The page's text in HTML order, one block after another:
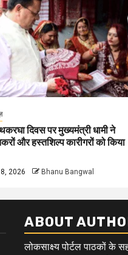
दिवस पर मुख्यमंत्री धामी ने
और हस्तशिल्प कारीगरों को किया
2026 Bhanu Bangwal
ABOUT
लोकसाक्ष्य पोर्टल पाठकों के